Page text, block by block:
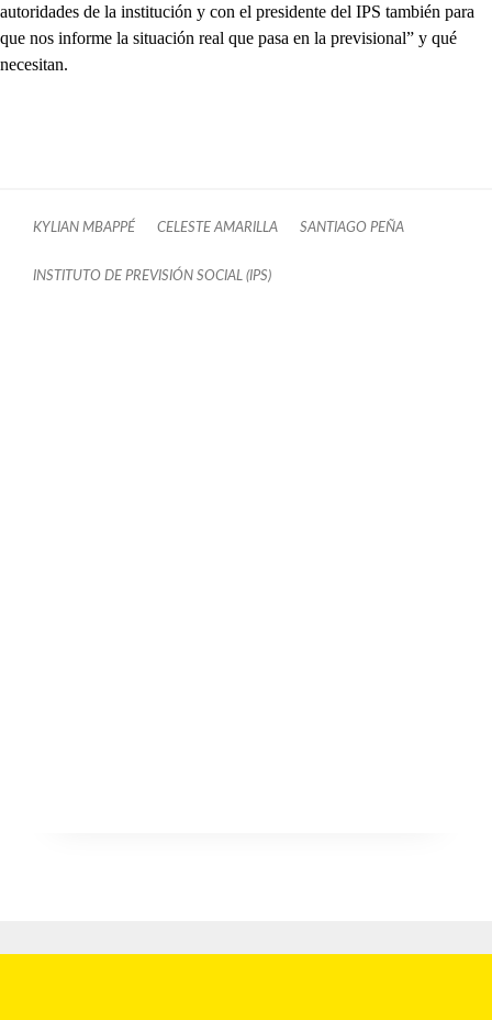
autoridades de la institución y con el presidente del IPS también para
que nos informe la situación real que pasa en la previsional” y qué
necesitan.
KYLIAN MBAPPÉ CELESTE AMARILLA SANTIAGO PEÑA
INSTITUTO DE PREVISIÓN SOCIAL (IPS)